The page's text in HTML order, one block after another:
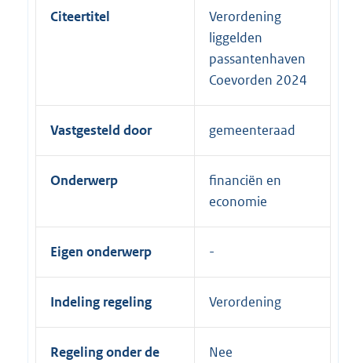
Citeertitel
Verordening
liggelden
passantenhaven
Coevorden 2024
Vastgesteld door gemeenteraad
Onderwerp
financiën en
economie
Eigen onderwerp
Indeling regeling Verordening
Regeling onder de
Nee